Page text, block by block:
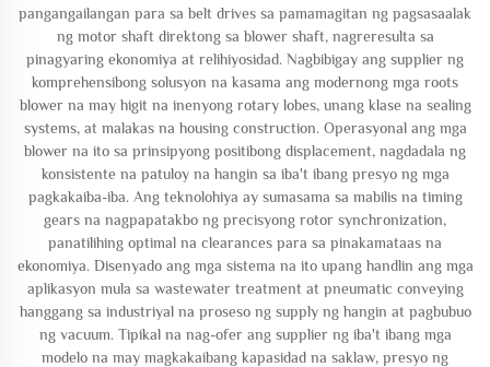
pangangailangan para sa belt drives sa pamamagitan ng pagsasaalak
ng motor shaft direktong sa blower shaft, nagreresulta sa
pinagyaring ekonomiya at relihiyosidad. Nagbibigay ang supplier ng
komprehensibong solusyon na kasama ang modernong mga roots
blower na may higit na inenyong rotary lobes, unang klase na sealing
systems, at malakas na housing construction. Operasyonal ang mga
blower na ito sa prinsipyong positibong displacement, nagdadala ng
konsistente na patuloy na hangin sa iba't ibang presyo ng mga
pagkakaiba-iba. Ang teknolohiya ay sumasama sa mabilis na timing
gears na nagpapatakbo ng precisyong rotor synchronization,
panatilihing optimal na clearances para sa pinakamataas na
ekonomiya. Disenyado ang mga sistema na ito upang handlin ang mga
aplikasyon mula sa wastewater treatment at pneumatic conveying
hanggang sa industriyal na proseso ng supply ng hangin at pagbubuo
ng vacuum. Tipikal na nag-ofer ang supplier ng iba't ibang mga
modelo na may magkakaibang kapasidad na saklaw, presyo ng